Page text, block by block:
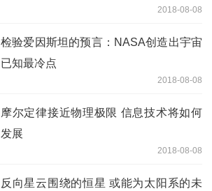
2018-08-08
检验爱因斯坦的预言：NASA创造出宇宙
已知最冷点
2018-08-08
摩尔定律接近物理极限 信息技术将如何
发展
2018-08-08
反向星云围绕的恒星 或能为太阳系的未